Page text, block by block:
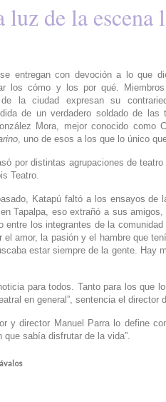
luz de la escena
entregan con devoción a lo que
los cómo y los por qué.
la ciudad expresan su
de un verdadero soldado de las
Mora, mejor conocido como
, uno de esos a los que lo único
por distintas agrupaciones de
Teatro.
Katapú faltó a los ensayos de
Tapalpa, eso extrañó a sus
entre los integrantes de la
el amor, la pasión y el hambre que
estar siempre de la gente. Hay
para todos. Tanto para los que
en general”, sentencia el director
y director Manuel Parra lo define
que sabía disfrutar de la vida”.